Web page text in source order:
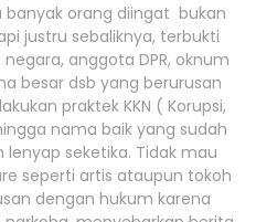
orang diingat bukan
justru sebaliknya, terbukti
anggota DPR, oknum
besar dsb yang berurusan
praktek KKN ( Korupsi,
nama baik yang sudah
seketika. Tidak mau
seperti artis ataupun tokoh
dengan hukum karena